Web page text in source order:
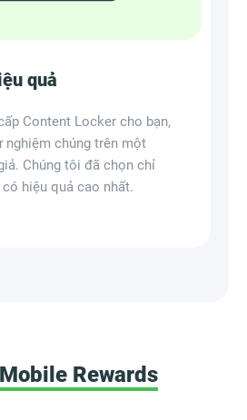
quả
Content Locker cho bạn,
nghiệm chúng trên một
Chúng tôi đã chọn chỉ
hiệu quả cao nhất.
Mobile Rewards